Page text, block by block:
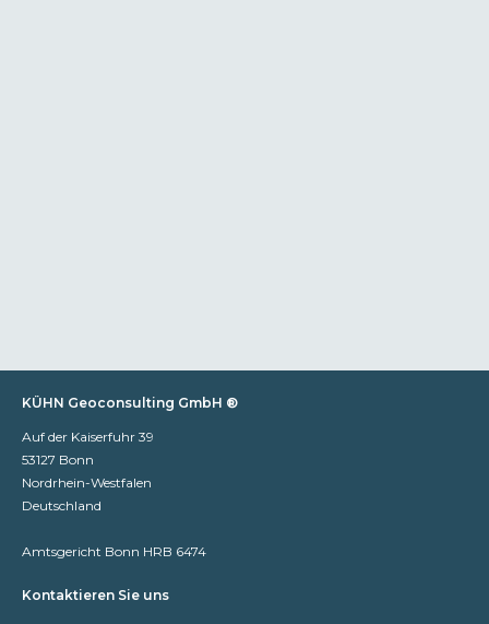
KÜHN Geoconsulting GmbH ®
Auf der Kaiserfuhr 39
53127 Bonn
Nordrhein-Westfalen
Deutschland
Amtsgericht Bonn HRB 6474
Kontaktieren Sie uns